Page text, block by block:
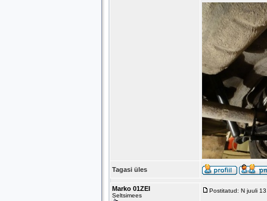
Tagasi üles
Marko 01ZEI
Seltsimees
Postitatud: N juuli